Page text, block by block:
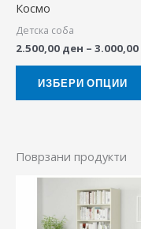
Космо
Детска соба
2.500,00 ден – 3.000,00
ИЗБЕРИ ОПЦИИ
Поврзани продукти